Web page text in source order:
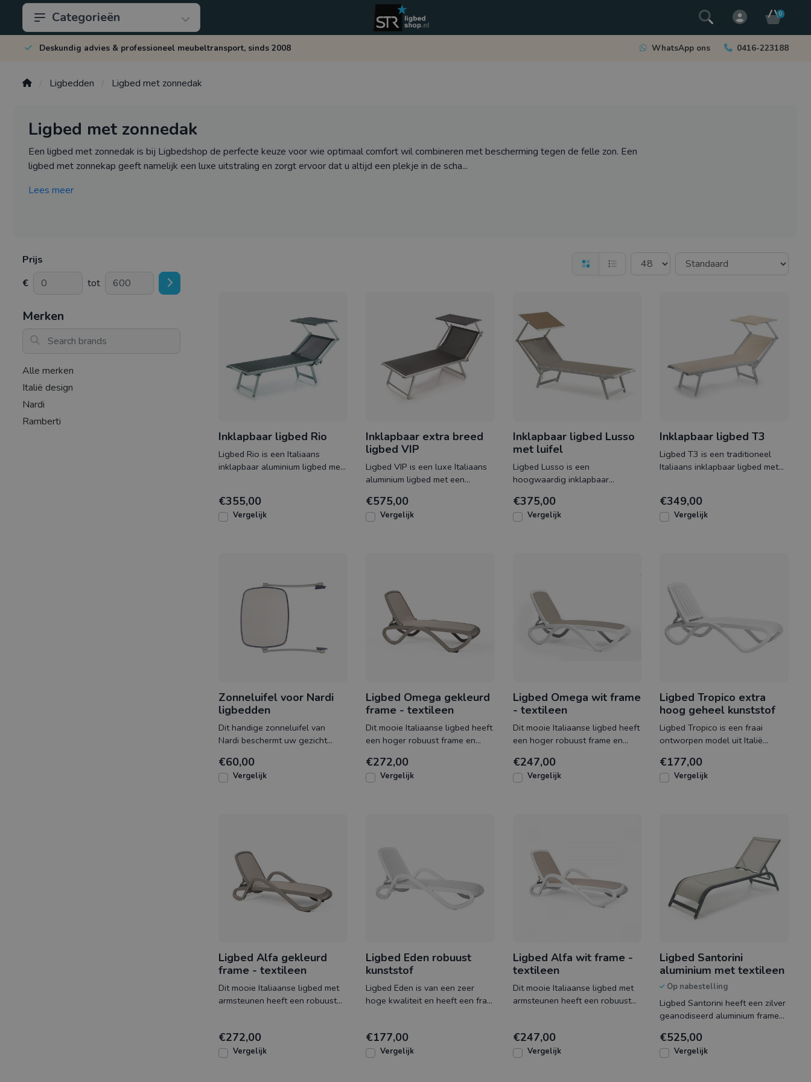
Categorieën 0
Deskundig advies & professioneel meubeltransport, sinds 2008 WhatsApp ons 0416-223188
Ligbedden Ligbed met zonnedak
Ligbed met zonnedak
Een ligbed met zonnedak is bij Ligbedshop de perfecte keuze voor wie optimaal comfort wil combineren met bescherming tegen de felle zon. Een
ligbed met zonnekap geeft namelijk een luxe uitstraling en zorgt ervoor dat u altijd een plekje in de scha...
Lees meer
Prijs
€
tot
Merken
Search brands
Alle merken
Italië design
Nardi
Ramberti
Inklapbaar ligbed Rio
Ligbed Rio is een Italiaans
inklapbaar aluminium ligbed met
€355,00
Vergelijk
Inklapbaar extra breed
ligbed VIP
Ligbed VIP is een luxe Italiaans
aluminium ligbed met een
verstelbare rugleun
€575,00
Vergelijk
Inklapbaar ligbed Lusso
met luifel
Ligbed Lusso is een
hoogwaardig inklapbaar
in Italië. Dit volwaardige
€375,00
Vergelijk
Inklapbaar ligbed T3
Ligbed T3 is een traditioneel
Italiaans inklapbaar ligbed met
€349,00
Vergelijk
Zonneluifel voor Nardi
ligbedden
Dit handige zonneluifel van
Nardi beschermt uw gezicht
ontworpen voor
€60,00
Vergelijk
Ligbed Omega gekleurd
frame - textileen
Dit mooie Italiaanse ligbed heeft
een hoger robuust frame en
rugleunin
€272,00
Vergelijk
Ligbed Omega wit frame
- textileen
Dit mooie Italiaanse ligbed heeft
een hoger robuust frame en
rugleunin
€247,00
Vergelijk
Ligbed Tropico extra
hoog geheel kunststof
Ligbed Tropico is een fraai
ontworpen model uit Italië
Deze stapelbar
€177,00
Vergelijk
Ligbed Alfa gekleurd
frame - textileen
Dit mooie Italiaanse ligbed met
armsteunen heeft een robuust
€272,00
Vergelijk
Ligbed Eden robuust
kunststof
Ligbed Eden is van een zeer
hoge kwaliteit en heeft een fraai
€177,00
Vergelijk
Ligbed Alfa wit frame -
textileen
Dit mooie Italiaanse ligbed met
armsteunen heeft een robuust
€247,00
Vergelijk
Ligbed Santorini
aluminium met textileen
Op nabestelling
Ligbed Santorini heeft een zilver
geanodiseerd aluminium frame
comfortabel text
€525,00
Vergelijk